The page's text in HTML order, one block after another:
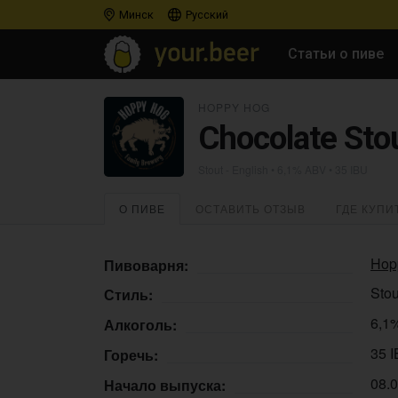
Минск Русский
Статьи о пиве
Chocolate
О ПИВЕ
Пивоварня:
Стиль:
Алкоголь:
Горечь:
35
Начало выпуска: